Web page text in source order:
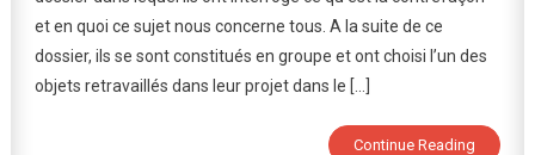
Contrefaçon
Vue
3èmes
et en quoi ce sujet nous concerne tous. A la suite de ce
dossier, ils se sont constitués en groupe et ont choisi l’un des
objets retravaillés dans leur projet dans le […]
Continue Reading